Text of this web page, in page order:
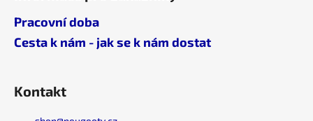
Pracovní doba
Cesta k nám - jak se k nám dostat
Kontakt